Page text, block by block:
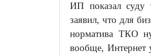
ИП показал суду
заявил, что для
норматива ТКО
вообще, Интернет